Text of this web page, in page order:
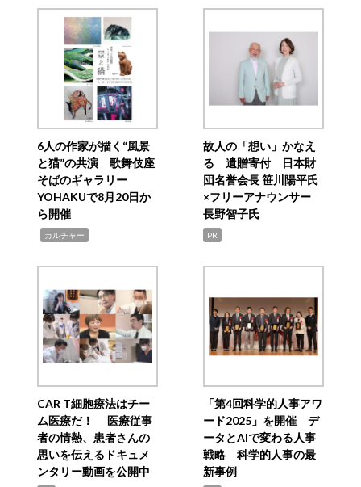
6人の作家が描く“風景
と猫”の共演 歌舞伎座
そばのギャラリー
YOHAKUで8月20日か
ら開催
カルチャー
故人の「想い」かなえ
る 遺贈寄付 日本財
団名誉会長 笹川陽平氏
×フリーアナウンサー
長野智子氏
PR
CAR T細胞療法はチー
ム医療だ！ 医療従事
者の情熱、患者さんの
思いを伝えるドキュメ
ンタリー動画を公開中
「第4回科学的人事アワ
ード2025」を開催 デ
ータとAIで変わる人事
戦略 科学的人事の最
新事例